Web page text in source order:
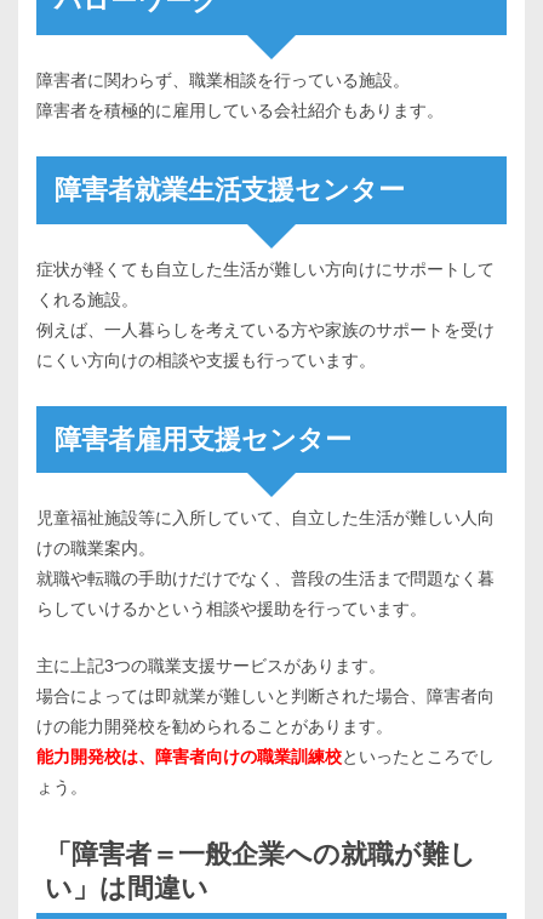
障害者に関わらず、職業相談を行っている施設。
障害者を積極的に雇用している会社紹介もあります。
障害者就業生活支援センター
症状が軽くても自立した生活が難しい方向けにサポートして
くれる施設。
例えば、一人暮らしを考えている方や家族のサポートを受け
にくい方向けの相談や支援も行っています。
障害者雇用支援センター
児童福祉施設等に入所していて、自立した生活が難しい人向
けの職業案内。
就職や転職の手助けだけでなく、普段の生活まで問題なく暮
らしていけるかという相談や援助を行っています。
主に上記3つの職業支援サービスがあります。
場合によっては即就業が難しいと判断された場合、障害者向
けの能力開発校を勧められることがあります。
能力開発校は、障害者向けの職業訓練校といったところでし
ょう。
「障害者＝一般企業への就職が難し
い」は間違い